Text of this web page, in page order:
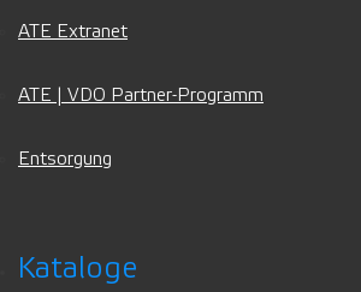
ATE Extranet
ATE | VDO Partner-Programm
Entsorgung
Kataloge